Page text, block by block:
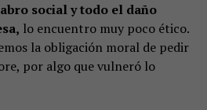
social y todo el daño
lo encuentro muy poco ético.
la obligación moral de pedir
por algo que vulneró lo